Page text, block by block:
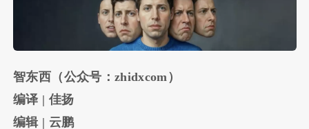
智东西（公众号：zhidxcom）
编译 | 佳扬
编辑 | 云鹏